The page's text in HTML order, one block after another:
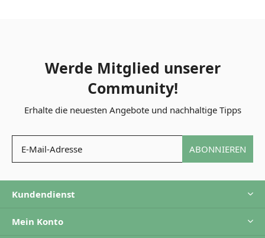
Werde Mitglied unserer
Community!
Erhalte die neuesten Angebote und nachhaltige Tipps
ABONNIEREN
Kundendienst
Mein Konto